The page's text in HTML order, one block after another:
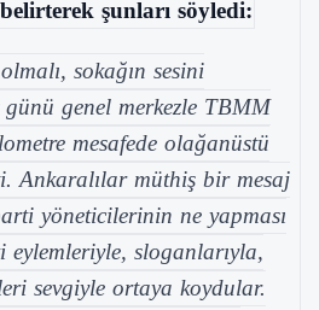
şunları söyledi:
sokağın sesini
genel merkezle TBMM
mesafede olağanüstü
Ankaralılar müthiş bir mesaj
yöneticilerinin ne yapması
eylemleriyle, sloganlarıyla,
sevgiyle ortaya koydular.